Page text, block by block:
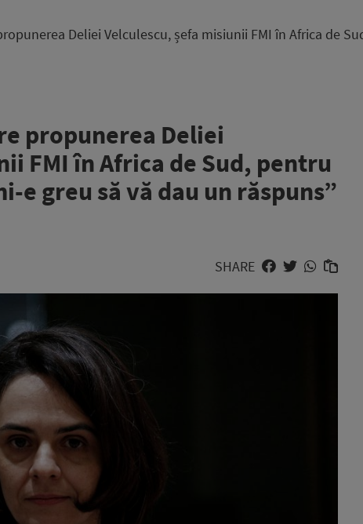
Deliei Velculescu, șefa misiunii FMI în Africa de
propunerea Deliei
FMI în Africa de Sud, pentru
e greu să vă dau un răspuns”
SHARE